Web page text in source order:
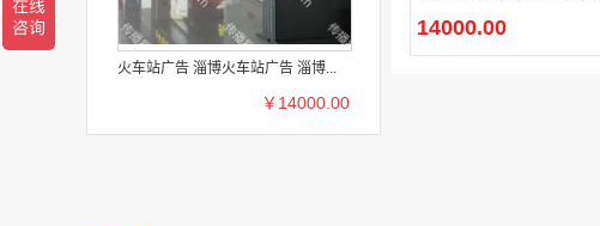
火车站广告 淄博火车站广告 淄博...
￥14000.00
14000.00
四川卓越云帆信息技术有限公司需求
荣先文化传媒有限公司需求